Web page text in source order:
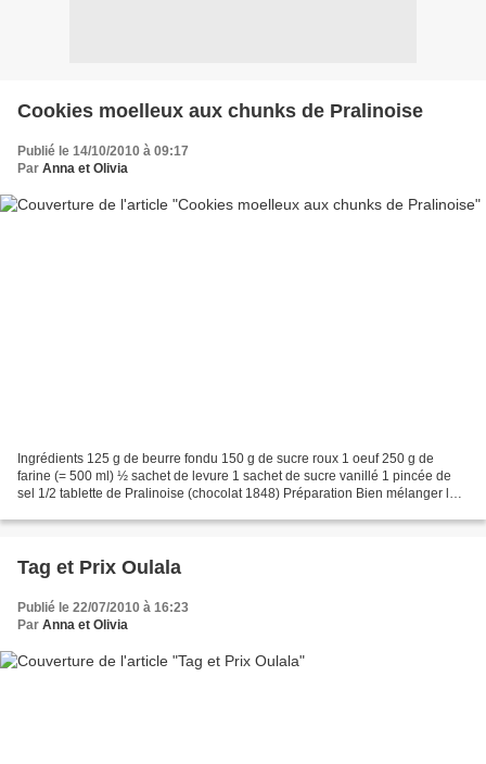
Cookies moelleux aux chunks de Pralinoise
Publié le 14/10/2010 à 09:17
Par Anna et Olivia
Ingrédients 125 g de beurre fondu 150 g de sucre roux 1 oeuf 250 g de
farine (= 500 ml) ½ sachet de levure 1 sachet de sucre vanillé 1 pincée de
sel 1/2 tablette de Pralinoise (chocolat 1848) Préparation Bien mélanger le
Tag et Prix Oulala
Publié le 22/07/2010 à 16:23
Par Anna et Olivia